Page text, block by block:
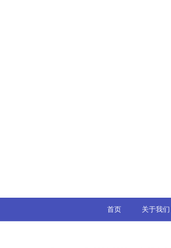
首页 关于我们